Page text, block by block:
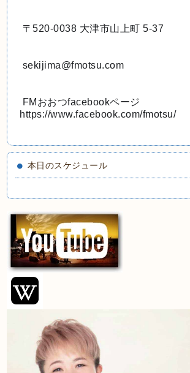
〒520-0038 大津市山上町 5-37
sekijima@fmotsu.com
https://www.facebook.com/fmotsu/
本日のスケジュール